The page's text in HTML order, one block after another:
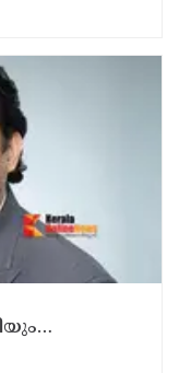
ആര്‍ മാധവന്‍